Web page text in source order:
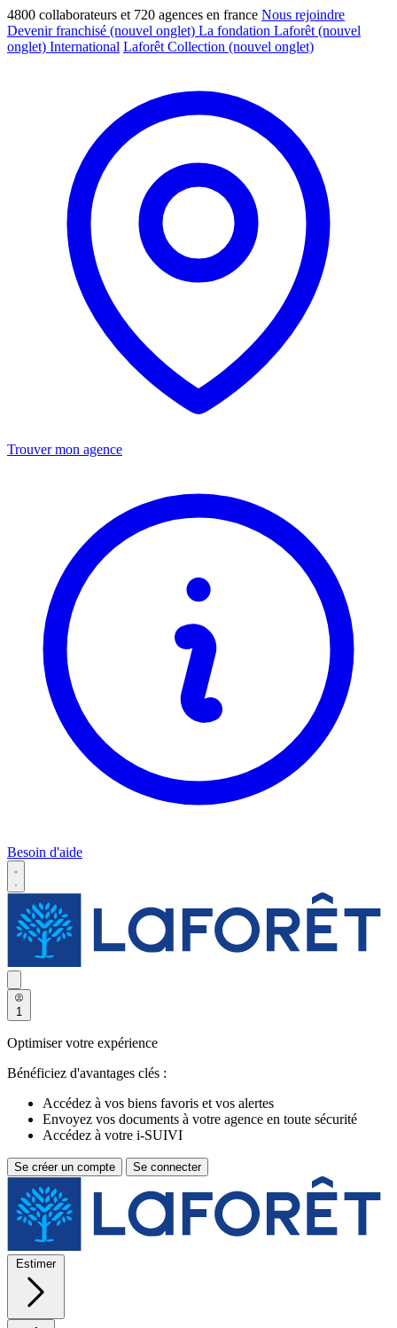
4800 collaborateurs et 720 agences en france Nous rejoindre
Devenir franchisé (nouvel onglet) La fondation Laforêt (nouvel
onglet) International Laforêt Collection (nouvel onglet)
Trouver mon agence
Besoin d'aide
1
Optimiser votre expérience
Bénéficiez d'avantages clés :
Accédez à vos biens favoris et vos alertes
Envoyez vos documents à votre agence en toute sécurité
Accédez à votre i-SUIVI
Se créer un compte Se connecter
Estimer